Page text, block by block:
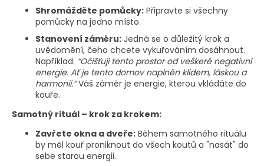
Shromážděte pomůcky: Připravte si všechny
pomůcky na jedno místo.
Stanovení záměru: Jedná se o důležitý krok a
uvědomění, čeho chcete vykuřováním dosáhnout.
Například: “Očišťuji tento prostor od veškeré negativní
energie. Ať je tento domov naplněn klidem, láskou a
harmonií.”Váš záměr je energie, kterou vkládáte do
kouře.
Samotný rituál – krok za krokem:
Zavřete okna a dveře: Během samotného rituálu
by měl kouř proniknout do všech koutů a "nasát" do
sebe starou energii.